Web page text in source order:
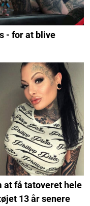
- for at blive
at få tatoveret hele
13 år senere